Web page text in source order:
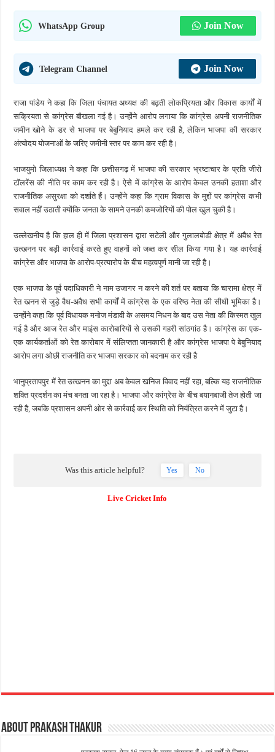
WhatsApp Group Join Now
Telegram Channel Join Now
राजा पांडेय ने कहा कि जिला पंचायत अध्यक्ष की बढ़ती लोकप्रियता और विकास कार्यों में
सक्रियता से कांग्रेस बौखला गई है। उन्होंने आरोप लगाया कि कांग्रेस अपनी राजनीतिक
जमीन खोने के डर से भाजपा पर बेबुनियाद हमले कर रही है, लेकिन भाजपा की सरकार
अंत्योदय योजनाओं के जरिए जमीनी स्तर पर काम कर रही है।
भाजयुमो जिलाध्यक्ष ने कहा कि छत्तीसगढ़ में भाजपा की सरकार भ्रष्टाचार के प्रति जीरो
टॉलरेंस की नीति पर काम कर रही है। ऐसे में कांग्रेस के आरोप केवल उनकी हताशा और
राजनीतिक असुरक्षा को दर्शाते हैं। उन्होंने कहा कि ग्राम विकास के मुद्दों पर कांग्रेस कभी
सवाल नहीं उठाती क्योंकि जनता के सामने उनकी कमजोरियों की पोल खुल चुकी है।
उल्लेखनीय है कि हाल ही में जिला प्रशासन द्वारा सटेली और गुलालबोडी क्षेत्र में अवैध रेत
उत्खनन पर बड़ी कार्रवाई करते हुए वाहनों को जब्त कर सील किया गया है। यह कार्रवाई
कांग्रेस और भाजपा के आरोप-प्रत्यारोप के बीच महत्वपूर्ण मानी जा रही है।
एक भाजपा के पूर्व पदाधिकारी ने नाम उजागर न करने की शर्त पर बताया कि चारामा क्षेत्र में
रेत खनन से जुड़े वैध-अवैध सभी कार्यों में कांग्रेस के एक वरिष्ठ नेता की सीधी भूमिका है।
उन्होंने कहा कि पूर्व विधायक मनोज मंडावी के असमय निधन के बाद उस नेता की किस्मत खुल
गई है और आज रेत और माइंस कारोबारियों से उसकी गहरी सांठगांठ है। कांग्रेस का एक-
एक कार्यकर्ताओं को रेत कारोबार में संलिप्तता जानकारी है और कांग्रेस भाजपा पे बेबुनियाद
आरोप लगा ओछी राजनीति कर भाजपा सरकार को बदनाम कर रही है
भानुप्रतापपुर में रेत उत्खनन का मुद्दा अब केवल खनिज विवाद नहीं रहा, बल्कि यह राजनीतिक
शक्ति प्रदर्शन का मंच बनता जा रहा है। भाजपा और कांग्रेस के बीच बयानबाजी तेज होती जा
रही है, जबकि प्रशासन अपनी ओर से कार्रवाई कर स्थिति को नियंत्रित करने में जुटा है।
Was this article helpful? Yes No
Live Cricket Info
About Prakash Thakur